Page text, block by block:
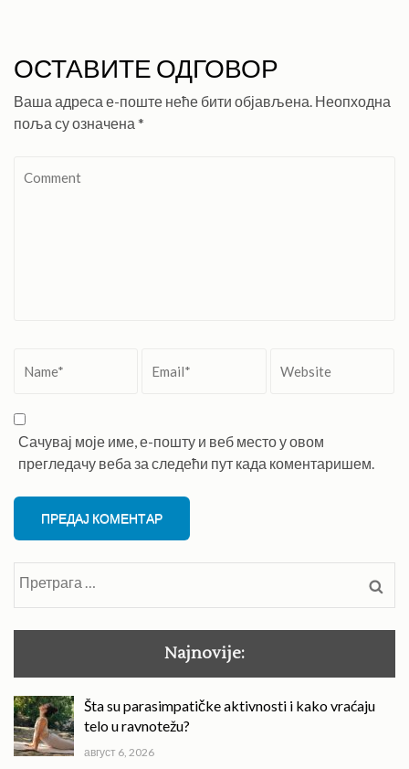
ОСТАВИТЕ ОДГОВОР
Ваша адреса е-поште неће бити објављена. Неопходна
поља су означена *
Сачувај моје име, е-пошту и веб место у овом
прегледачу веба за следећи пут када коментаришем.
Najnovije:
Šta su parasimpatičke aktivnosti i kako vraćaju
telo u ravnotežu?
август 6, 2026